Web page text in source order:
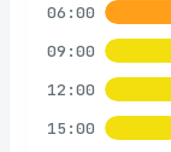
06:00
09:00
12:00
15:00